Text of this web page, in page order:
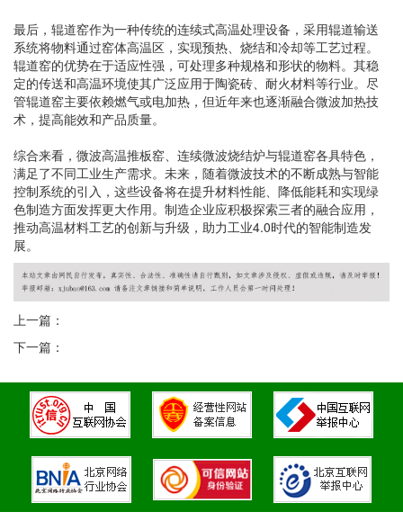
最后，辊道窑作为一种传统的连续式高温处理设备，采用辊道输送
系统将物料通过窑体高温区，实现预热、烧结和冷却等工艺过程。
辊道窑的优势在于适应性强，可处理多种规格和形状的物料。其稳
定的传送和高温环境使其广泛应用于陶瓷砖、耐火材料等行业。尽
管辊道窑主要依赖燃气或电加热，但近年来也逐渐融合微波加热技
术，提高能效和产品质量。
综合来看，微波高温推板窑、连续微波烧结炉与辊道窑各具特色，
满足了不同工业生产需求。未来，随着微波技术的不断成熟与智能
控制系统的引入，这些设备将在提升材料性能、降低能耗和实现绿
色制造方面发挥更大作用。制造企业应积极探索三者的融合应用，
推动高温材料工艺的创新与升级，助力工业4.0时代的智能制造发
展。
上一篇：
下一篇：